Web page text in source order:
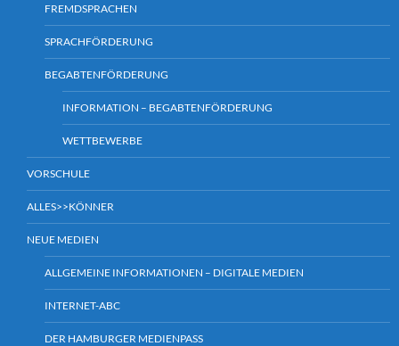
FREMDSPRACHEN
SPRACHFÖRDERUNG
BEGABTENFÖRDERUNG
INFORMATION – BEGABTENFÖRDERUNG
WETTBEWERBE
VORSCHULE
ALLES>>KÖNNER
NEUE MEDIEN
ALLGEMEINE INFORMATIONEN – DIGITALE MEDIEN
INTERNET-ABC
DER HAMBURGER MEDIENPASS